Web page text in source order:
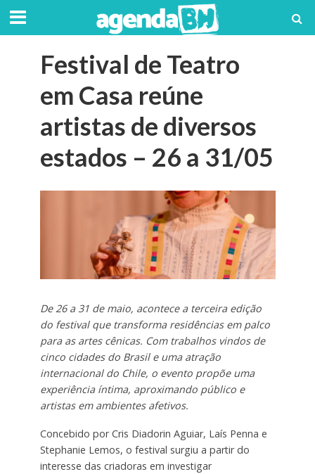
Festival de Teatro
em Casa reúne
artistas de diversos
estados – 26 a 31/05
De 26 a 31 de maio, acontece a terceira edição
do festival que transforma residências em palco
para as artes cênicas. Com trabalhos vindos de
cinco cidades do Brasil e uma atração
internacional do Chile, o evento propõe uma
experiência íntima, aproximando público e
artistas em ambientes afetivos.
Concebido por Cris Diadorin Aguiar, Laís Penna e
Stephanie Lemos, o festival surgiu a partir do
interesse das criadoras em investigar